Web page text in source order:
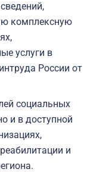
комплексную
услуги в
России от
социальных
и в доступной
и